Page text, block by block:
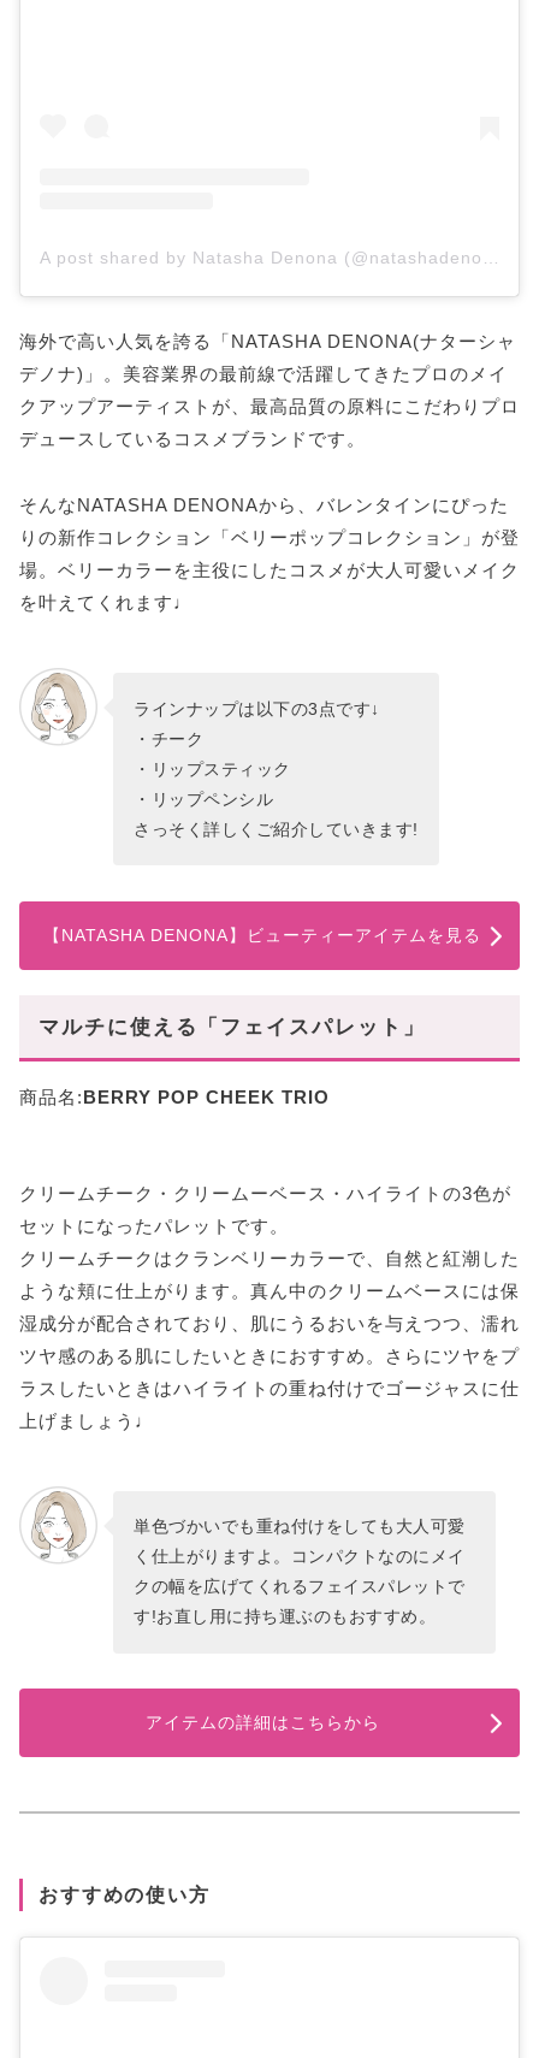
海外で高い人気を誇る「NATASHA DENONA(ナターシャ
デノナ)」。美容業界の最前線で活躍してきたプロのメイ
クアップアーティストが、最高品質の原料にこだわりプロ
デュースしているコスメブランドです。
そんなNATASHA DENONAから、バレンタインにぴった
りの新作コレクション「ベリーポップコレクション」が登
場。ベリーカラーを主役にしたコスメが大人可愛いメイク
を叶えてくれます♩
ラインナップは以下の3点です↓
・チーク
・リップスティック
・リップペンシル
さっそく詳しくご紹介していきます!
【NATASHA DENONA】ビューティーアイテムを見る
マルチに使える「フェイスパレット」
商品名:BERRY POP CHEEK TRIO
クリームチーク・クリームーベース・ハイライトの3色が
セットになったパレットです。
クリームチークはクランベリーカラーで、自然と紅潮した
ような頬に仕上がります。真ん中のクリームベースには保
湿成分が配合されており、肌にうるおいを与えつつ、濡れ
ツヤ感のある肌にしたいときにおすすめ。さらにツヤをプ
ラスしたいときはハイライトの重ね付けでゴージャスに仕
上げましょう♩
単色づかいでも重ね付けをしても大人可愛
く仕上がりますよ。コンパクトなのにメイ
クの幅を広げてくれるフェイスパレットで
す!お直し用に持ち運ぶのもおすすめ。
アイテムの詳細はこちらから
おすすめの使い方